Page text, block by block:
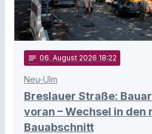
notes 06. August 2026 18:22
Neu-Ulm
Breslauer Straße:
voran – Wechsel in den
Bauabschnitt